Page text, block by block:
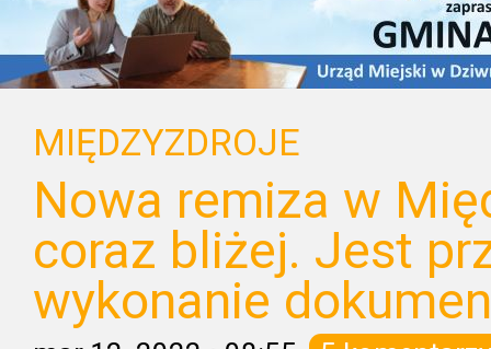
MIĘDZYZDROJE
Nowa remiza w
coraz bliżej. Jest
wykonanie